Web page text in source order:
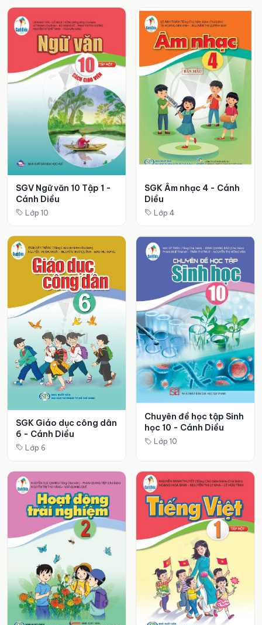
SGV Ngữ văn 10 Tập 1 -
Cánh Diều
Lớp 10
SGK Âm nhạc 4 - Cánh
Diều
Lớp 4
SGK Giáo dục công dân
6 - Cánh Diều
Lớp 6
Chuyên đề học tập Sinh
học 10 - Cánh Diều
Lớp 10